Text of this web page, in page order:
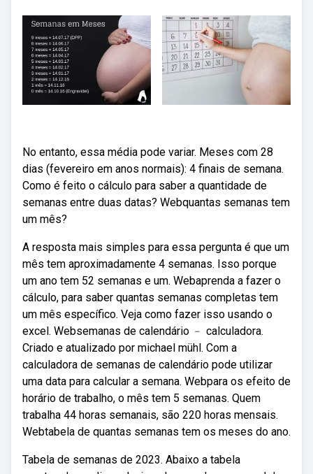
No entanto, essa média pode variar. Meses com 28
dias (fevereiro em anos normais): 4 finais de semana.
Como é feito o cálculo para saber a quantidade de
semanas entre duas datas? Webquantas semanas tem
um mês?
A resposta mais simples para essa pergunta é que um
mês tem aproximadamente 4 semanas. Isso porque
um ano tem 52 semanas e um. Webaprenda a fazer o
cálculo, para saber quantas semanas completas tem
um mês específico. Veja como fazer isso usando o
excel. Websemanas de calendário ﹣ calculadora.
Criado e atualizado por michael mühl. Com a
calculadora de semanas de calendário pode utilizar
uma data para calcular a semana. Webpara os efeito de
horário de trabalho, o mês tem 5 semanas. Quem
trabalha 44 horas semanais, são 220 horas mensais.
Webtabela de quantas semanas tem os meses do ano.
Tabela de semanas de 2023. Abaixo a tabela